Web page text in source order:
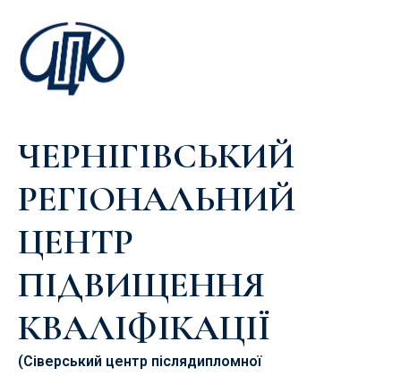
ЧЕРНІГІВСЬКИЙ
РЕГІОНАЛЬНИЙ
ЦЕНТР
ПІДВИЩЕННЯ
КВАЛІФІКАЦІЇ
(Сіверський центр післядипломної